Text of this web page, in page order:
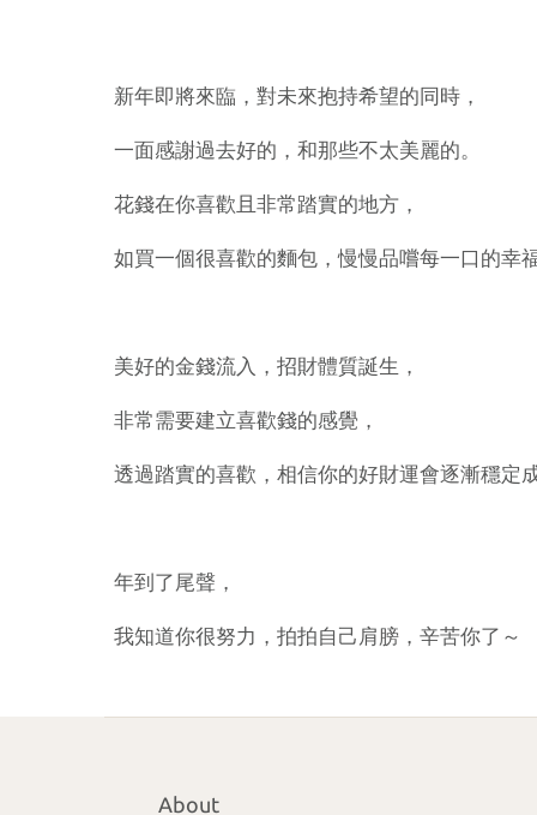
新年即將來臨，對未來抱持希望的同時，
一面感謝過去好的，和那些不太美麗的。
花錢在你喜歡且非常踏實的地方，
如買一個很喜歡的麵包，慢慢品嚐每一口的幸
美好的金錢流入，招財體質誕生，
非常需要建立喜歡錢的感覺，
透過踏實的喜歡，相信你的好財運會逐漸穩定
年到了尾聲，
我知道你很努力，拍拍自己肩膀，辛苦你了～
About